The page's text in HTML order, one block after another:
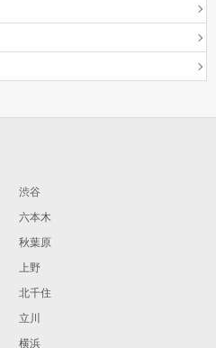
渋谷
六本木
秋葉原
上野
北千住
立川
横浜